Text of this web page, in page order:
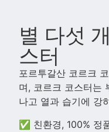
별 다섯
스터
포르투갈산 코르크
며, 코르크 코스터는
나고 열과 습기에 강
✅ 친환경, 100% 정